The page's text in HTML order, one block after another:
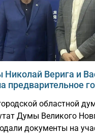
Николай Верига и
предварительное
областной
Думы Великого
документы на